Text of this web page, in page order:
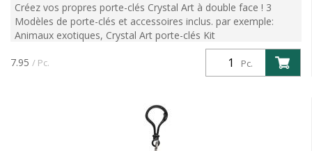
Créez vos propres porte-clés Crystal Art à double face ! 3
Modèles de porte-clés et accessoires inclus. par exemple:
Animaux exotiques, Crystal Art porte-clés Kit
Pc.
7.95 / Pc.